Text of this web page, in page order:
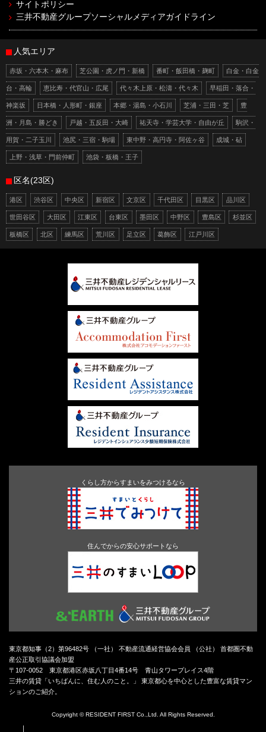
サイトポリシー
三井不動産グループソーシャルメディアガイドライン
人気エリア
赤坂・六本木・麻布 芝公園・虎ノ門・新橋 番町・飯田橋・麹町 白金・白金
台・高輪 恵比寿・代官山・広尾 代々木上原・松濤・代々木 早稲田・落合・
神楽坂 日本橋・人形町・銀座 本郷・湯島・小石川 芝浦・三田・芝 豊
洲・月島・勝どき 戸越・五反田・大崎 祐天寺・学芸大学・自由が丘 駒沢・
用賀・二子玉川 池尻・三宿・駒場 東中野・高円寺・阿佐ヶ谷 成城・砧
上野・浅草・門前仲町 池袋・板橋・王子
区名(23区)
港区 渋谷区 中央区 新宿区 文京区 千代田区 目黒区 品川区
世田谷区 大田区 江東区 台東区 墨田区 中野区 豊島区 杉並区
板橋区 北区 練馬区 荒川区 足立区 葛飾区 江戸川区
くらし方からすまいをみつけるなら
住んでからの安心サポートなら
東京都知事（2）第96482号 （一社） 不動産流通経営協会会員 （公社） 首都圏不動
産公正取引協議会加盟
〒107-0052 東京都港区赤坂八丁目4番14号 青山タワープレイス4階
三井の賃貸「いちばんに、住む人のこと。」 東京都心を中心とした豊富な賃貸マン
ションのご紹介。
Copyright © RESIDENT FIRST Co.,Ltd. All Rights Reserved.